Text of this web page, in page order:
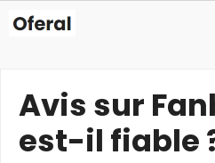
Avis sur
est-il fiable